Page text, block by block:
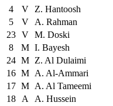
4
V Z. Hantoosh
5
V A. Rahman
23 V M. Doski
8
M I. Bayesh
24 M Z. Al Dulaimi
16 M A. Al-Ammari
17 M A. Al Tameemi
18
A A. Hussein